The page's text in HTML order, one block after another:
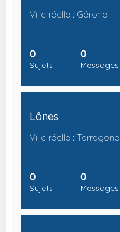
Ville réelle : Gérone
0
Sujets
0
Messages
Lônes
Ville réelle : Tarragone
0
Sujets
0
Messages